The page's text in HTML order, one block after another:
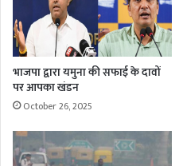
भाजपा द्वारा यमुना की सफाई के दावों
पर आपका खंडन
October 26, 2025